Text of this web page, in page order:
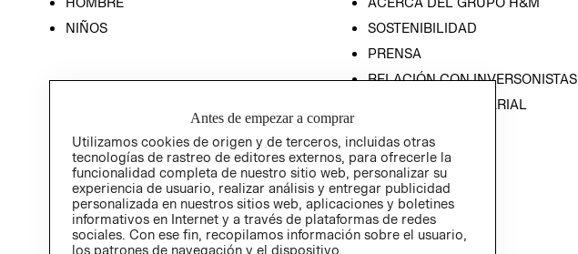
NIÑOS
SOSTENIBILIDAD
PRENSA
RELACIÓN CON INVERSONISTAS
POLÍTICA EMPRESARIAL
Antes de empezar a comprar
Utilizamos cookies de origen y de terceros, incluidas otras
tecnologías de rastreo de editores externos, para ofrecerle la
funcionalidad completa de nuestro sitio web, personalizar su
experiencia de usuario, realizar análisis y entregar publicidad
personalizada en nuestros sitios web, aplicaciones y boletines
informativos en Internet y a través de plataformas de redes
sociales. Con ese fin, recopilamos información sobre el usuario,
los patrones de navegación y el dispositivo.